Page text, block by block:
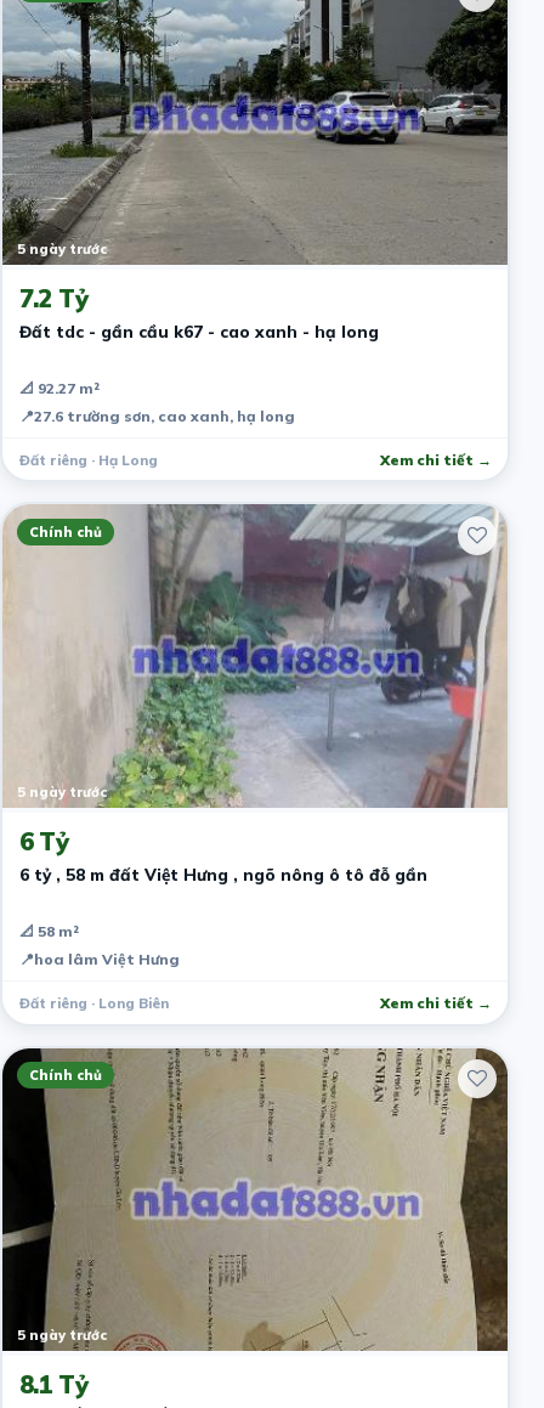
5 ngày trước
7.2 Tỷ
Đất tdc - gần cầu k67 - cao xanh - hạ long
📐 92.27 m²
📍27.6 trường sơn, cao xanh, hạ long
Đất riêng · Hạ Long Xem chi tiết →
Chính chủ
5 ngày trước
6 Tỷ
6 tỷ , 58 m đất Việt Hưng , ngõ nông ô tô đỗ gần
📐 58 m²
📍hoa lâm Việt Hưng
Đất riêng · Long Biên Xem chi tiết →
Chính chủ
5 ngày trước
8.1 Tỷ